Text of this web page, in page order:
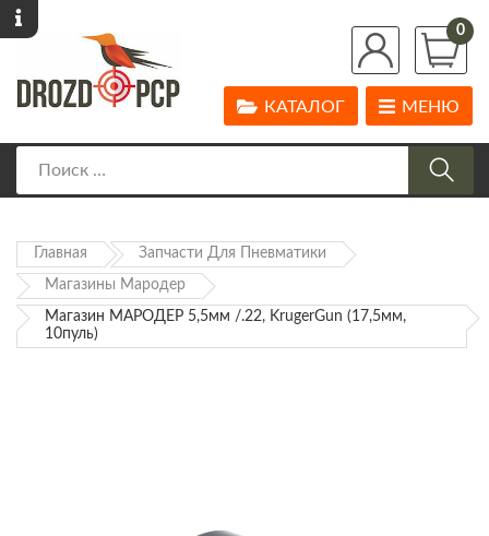
0
МЕНЮ
КАТАЛОГ
Главная Запчасти Для Пневматики
Магазины Мародер
Магазин МАРОДЕР 5,5мм /.22, KrugerGun (17,5мм,
10пуль)